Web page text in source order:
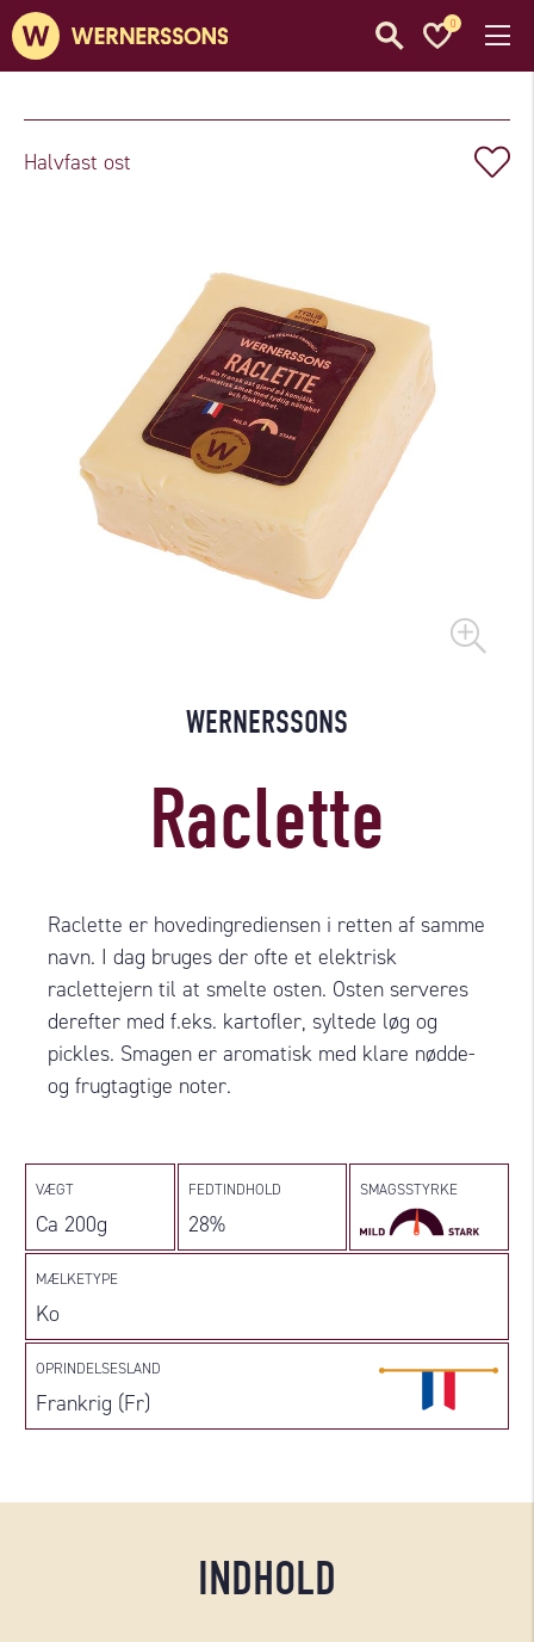
0
Halvfast ost
WERNERSSONS
Raclette
Raclette er hovedingrediensen i retten af samme
navn. I dag bruges der ofte et elektrisk
raclettejern til at smelte osten. Osten serveres
derefter med f.eks. kartofler, syltede løg og
pickles. Smagen er aromatisk med klare nødde-
og frugtagtige noter.
VÆGT
Ca 200g
FEDTINDHOLD
28%
SMAGSSTYRKE
MÆLKETYPE
Ko
OPRINDELSESLAND
Frankrig (Fr)
INDHOLD